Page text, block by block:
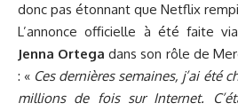
donc pas étonnant que Netflix
L’annonce officielle à été faite
Jenna Ortega dans son rôle de
: « Ces dernières semaines, j’ai été
millions de fois sur Internet.